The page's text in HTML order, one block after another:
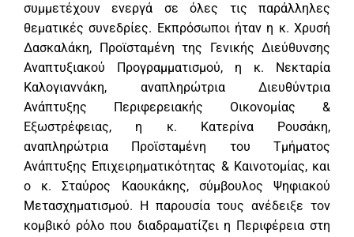
συμμετέχουν ενεργά σε όλες τις παράλληλες
θεματικές συνεδρίες. Εκπρόσωποι ήταν η κ. Χρυσή
Δασκαλάκη, Προϊσταμένη της Γενικής Διεύθυνσης
Αναπτυξιακού Προγραμματισμού, η κ. Νεκταρία
Καλογιαννάκη, αναπληρώτρια Διευθύντρια
Ανάπτυξης Περιφερειακής Οικονομίας &
Εξωστρέφειας, η κ. Κατερίνα Ρουσάκη,
αναπληρώτρια Προϊσταμένη του Τμήματος
Ανάπτυξης Επιχειρηματικότητας & Καινοτομίας, και
ο κ. Σταύρος Καουκάκης, σύμβουλος Ψηφιακού
Μετασχηματισμού. Η παρουσία τους ανέδειξε τον
κομβικό ρόλο που διαδραματίζει η Περιφέρεια στη